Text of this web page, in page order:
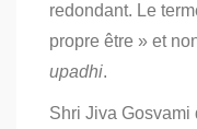
redondant. Le
propre être » et
upadhi.
Shri Jiva Gosvami